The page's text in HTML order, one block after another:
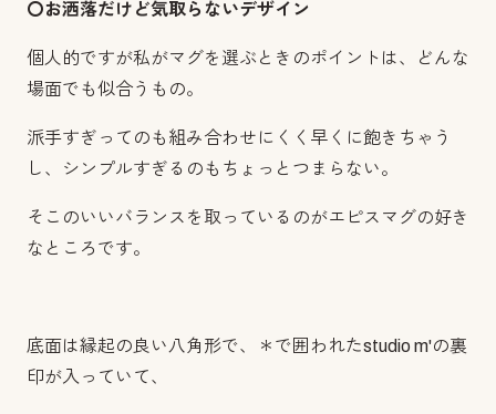
〇お洒落だけど気取らないデザイン
個人的ですが私がマグを選ぶときのポイントは、どんな
場面でも似合うもの。
派手すぎってのも組み合わせにくく早くに飽きちゃう
し、シンプルすぎるのもちょっとつまらない。
そこのいいバランスを取っているのがエピスマグの好き
なところです。
底面は縁起の良い八角形で、＊で囲われたstudio m'の裏
印が入っていて、